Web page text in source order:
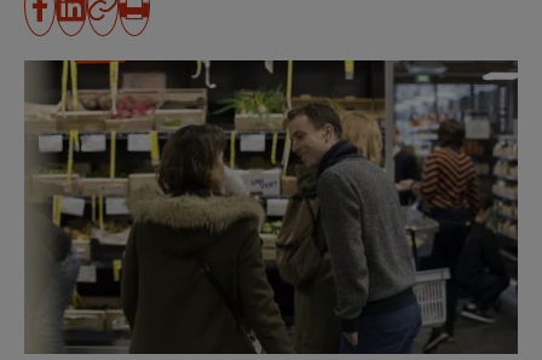
partager
sur
facebook
partager
sur
linkedin
Copier
l'URL
Imprimer